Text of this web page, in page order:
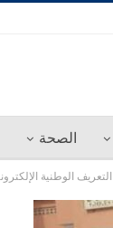
الصحة